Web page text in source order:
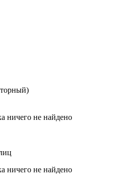
ничего не найдено
ничего не найдено